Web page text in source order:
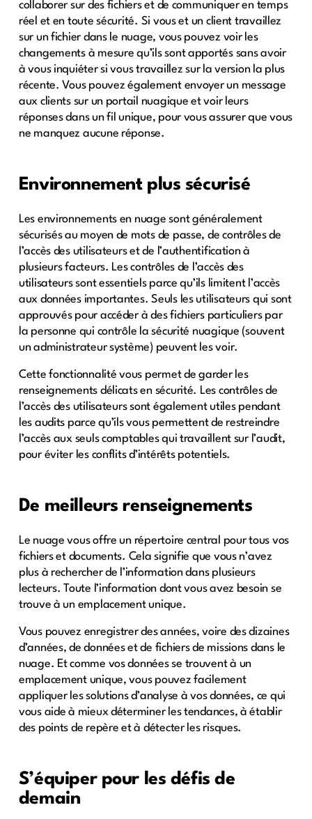
collaborer sur des fichiers et de communiquer en temps
réel et en toute sécurité. Si vous et un client travaillez
sur un fichier dans le nuage, vous pouvez voir les
changements à mesure qu’ils sont apportés sans avoir
à vous inquiéter si vous travaillez sur la version la plus
récente. Vous pouvez également envoyer un message
aux clients sur un portail nuagique et voir leurs
réponses dans un fil unique, pour vous assurer que vous
ne manquez aucune réponse.
Environnement plus sécurisé
Les environnements en nuage sont généralement
sécurisés au moyen de mots de passe, de contrôles de
l’accès des utilisateurs et de l’authentification à
plusieurs facteurs. Les contrôles de l’accès des
utilisateurs sont essentiels parce qu’ils limitent l’accès
aux données importantes. Seuls les utilisateurs qui sont
approuvés pour accéder à des fichiers particuliers par
la personne qui contrôle la sécurité nuagique (souvent
un administrateur système) peuvent les voir.
Cette fonctionnalité vous permet de garder les
renseignements délicats en sécurité. Les contrôles de
l’accès des utilisateurs sont également utiles pendant
les audits parce qu’ils vous permettent de restreindre
l’accès aux seuls comptables qui travaillent sur l’audit,
pour éviter les conflits d’intérêts potentiels.
De meilleurs renseignements
Le nuage vous offre un répertoire central pour tous vos
fichiers et documents. Cela signifie que vous n’avez
plus à rechercher de l’information dans plusieurs
lecteurs. Toute l’information dont vous avez besoin se
trouve à un emplacement unique.
Vous pouvez enregistrer des années, voire des dizaines
d’années, de données et de fichiers de missions dans le
nuage. Et comme vos données se trouvent à un
emplacement unique, vous pouvez facilement
appliquer les solutions d’analyse à vos données, ce qui
vous aide à mieux déterminer les tendances, à établir
des points de repère et à détecter les risques.
S’équiper pour les défis de
demain